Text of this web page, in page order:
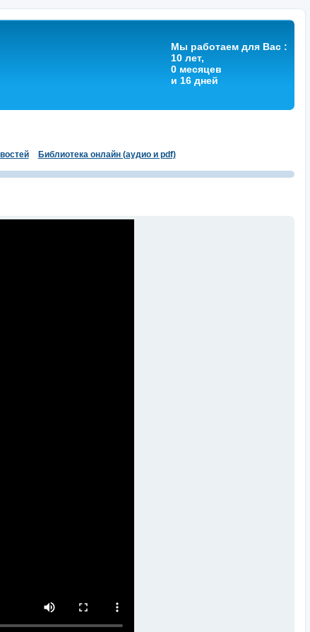
Мы работаем для Вас :
10 лет,
0 месяцев
и 16 дней
Библиотека онлайн (аудио и pdf)